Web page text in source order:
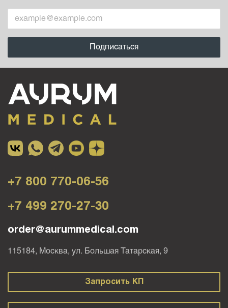
+7 800 770-06-56
+7 499 270-27-30
order@aurummedical.com
115184, Москва, ул. Большая Татарская, 9
Запросить КП